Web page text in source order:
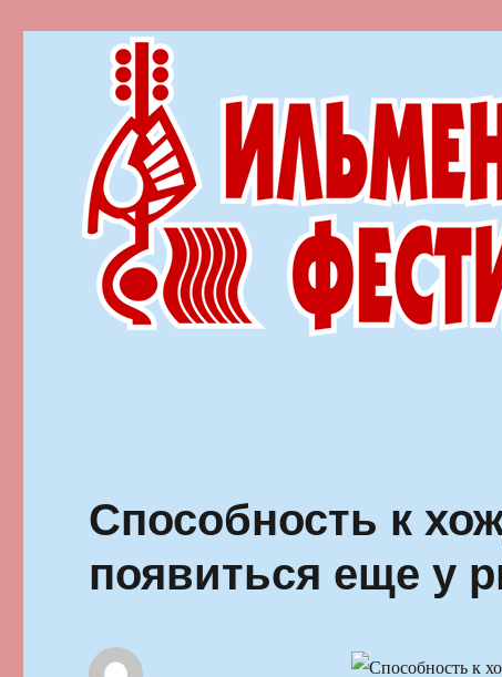
Способность к
появиться еще у